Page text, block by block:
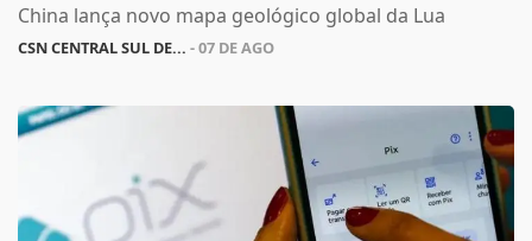
China lança novo mapa geológico global da Lua
CSN CENTRAL SUL DE... - 07 DE AGO